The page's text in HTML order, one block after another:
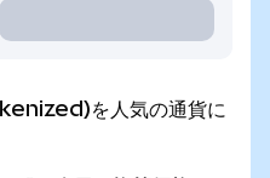
を人気の通貨に